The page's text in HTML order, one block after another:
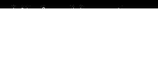
Fraktfritt på stora delar av sortimentet